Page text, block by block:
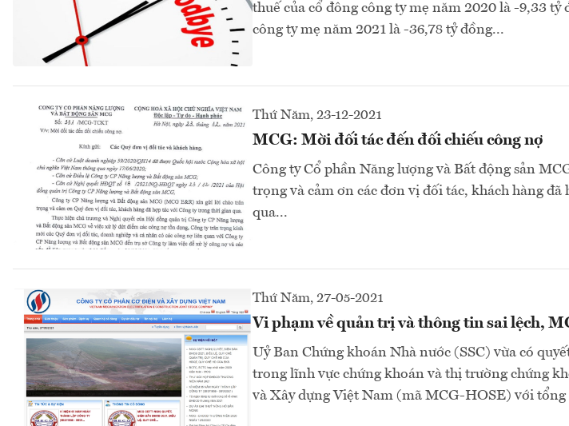
thuế của cổ đông công ty mẹ năm 2020 là -9,33 tỷ
công ty mẹ năm 2021 là -36,78 tỷ đồng...
Thứ Năm, 23-12-2021
MCG: Mời đối tác đến đối chiếu công nợ
Công ty Cổ phần Năng lượng và Bất động sản
trọng và cảm ơn các đơn vị đối tác, khách hàng
qua...
Thứ Năm, 27-05-2021
Vi phạm về quản trị và thông tin sai lệch,
Uỷ Ban Chứng khoán Nhà nước (SSC) vừa có
trong lĩnh vực chứng khoán và thị trường chứng
và Xây dựng Việt Nam (mã MCG-HOSE) với